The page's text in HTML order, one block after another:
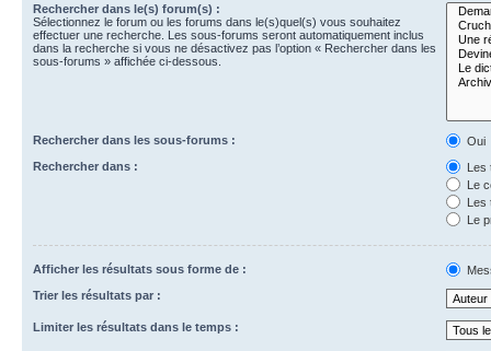
Rechercher dans le(s) forum(s) :
Sélectionnez le forum ou les forums dans le(s)quel(s) vous souhaitez
effectuer une recherche. Les sous-forums seront automatiquement inclus
dans la recherche si vous ne désactivez pas l’option « Rechercher dans les
sous-forums » affichée ci-dessous.
Rechercher dans les sous-forums :
Oui
Rechercher dans :
Les
Le
Les
Le
Afficher les résultats sous forme de :
Trier les résultats par :
Limiter les résultats dans le temps :